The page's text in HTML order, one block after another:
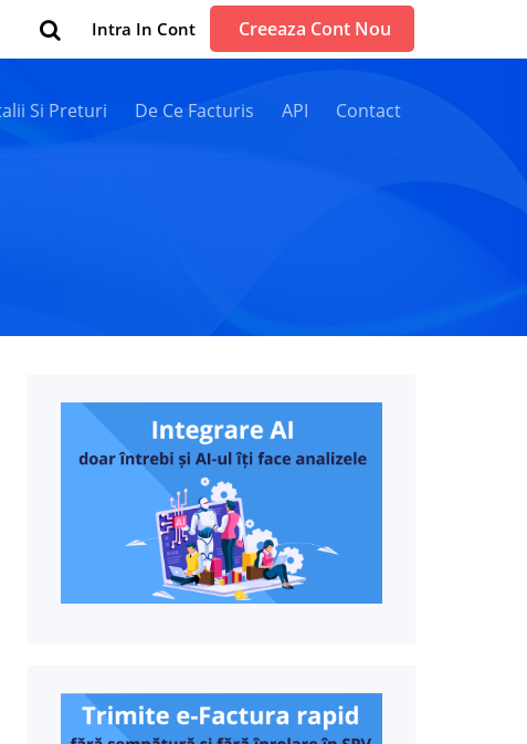
Intra In Cont Creeaza Cont Nou
Si Preturi De Ce Facturis API Contact